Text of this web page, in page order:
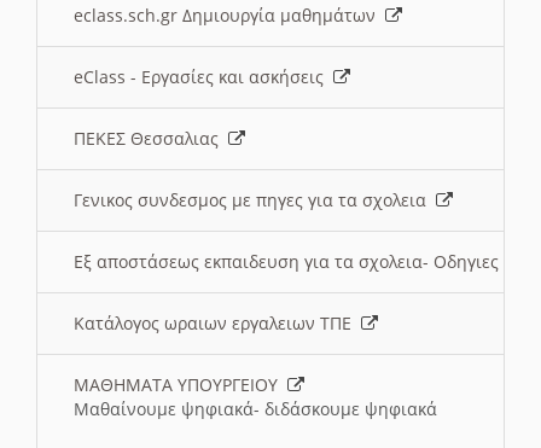
eclass.sch.gr Δημιουργία μαθημάτων
eClass - Εργασίες και ασκήσεις
ΠΕΚΕΣ Θεσσαλιας
Γενικος συνδεσμος με πηγες για τα σχολεια
Εξ αποστάσεως εκπαιδευση για τα σχολεια- Οδηγιες
Κατάλογος ωραιων εργαλειων ΤΠΕ
ΜΑΘΗΜΑΤΑ ΥΠΟΥΡΓΕΙΟΥ
Μαθαίνουμε ψηφιακά- διδάσκουμε ψηφιακά